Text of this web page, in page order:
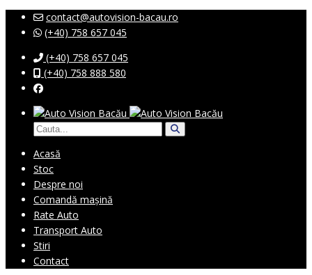
contact@autovision-bacau.ro
(+40) 758 657 045
(+40) 758 657 045
(+40) 758 888 580
Acasă
Stoc
Despre noi
Comandă mașină
Rate Auto
Transport Auto
Stiri
Contact